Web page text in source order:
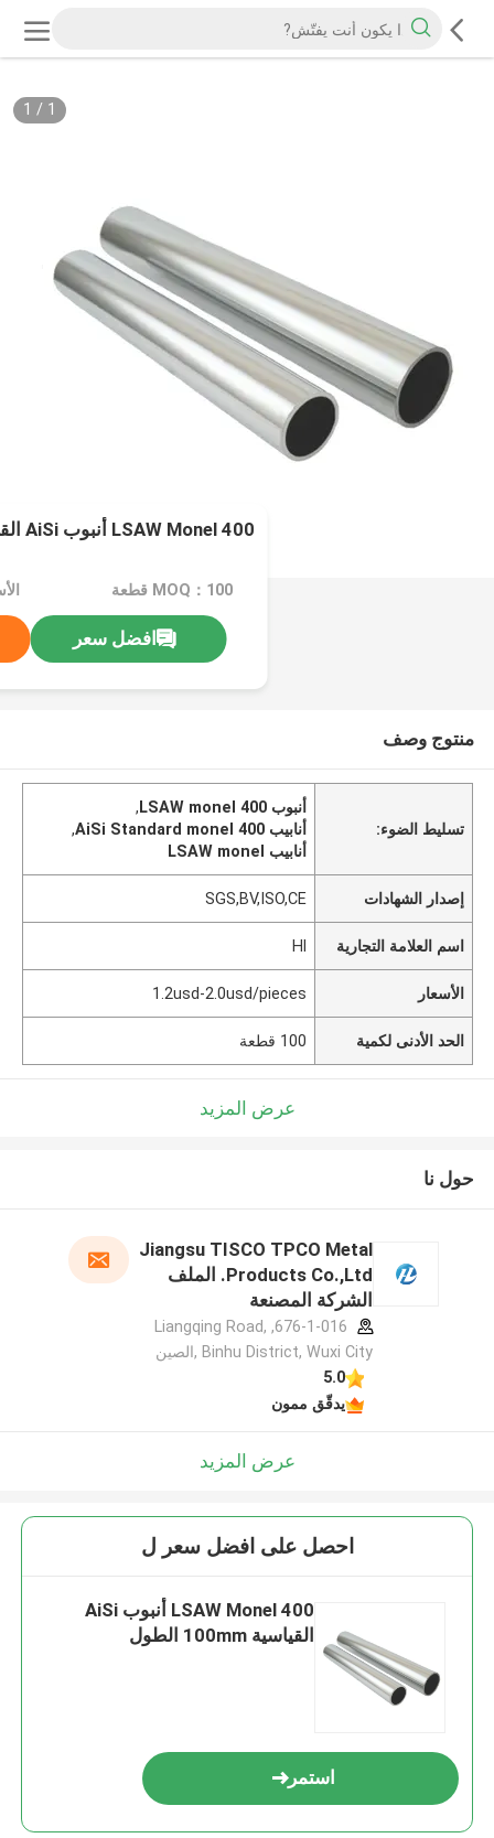
1
/
1
LSAW Monel 400 أنبوب AiSi القياسية 100mm الطول
MOQ：100 قطعة
افضل سعر
منتوج وصف
تسليط الضوء:
أنبوب LSAW monel 400
,
أنابيب AiSi Standard monel 400
,
أنابيب LSAW monel
إصدار الشهادات SGS,BV,ISO,CE
اسم العلامة التجارية Hl
الأسعار 1.2usd-2.0usd/pieces
الحد الأدنى لكمية 100 قطعة
عرض المزيد
حول نا
Jiangsu TISCO TPCO Metal
Products Co.,Ltd. الملف
الشركة المصنعة
676-1-016, Liangqing Road,
Binhu District, Wuxi City ,الصين
5.0
يدقّق ممون
عرض المزيد
احصل على افضل سعر ل
LSAW Monel 400 أنبوب AiSi
القياسية 100mm الطول
استمر